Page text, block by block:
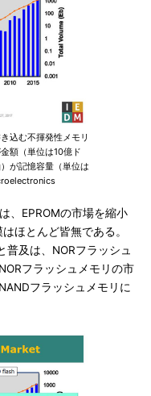
込む不揮発性メモリ
額（単位は10億ド
が記憶容量（単位は
、EPROMの市場を縮小
ほとんど皆無である。
及は、NORフラッシュ
フラッシュメモリの市
フラッシュメモリに